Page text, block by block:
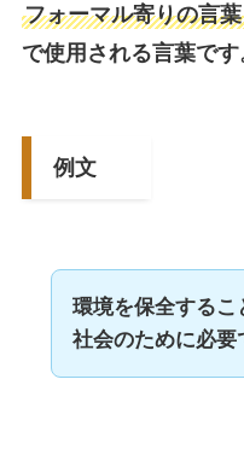
フォーマル寄りの言葉
で使用される言葉です
例文
環境を保全するこ
社会のために必要